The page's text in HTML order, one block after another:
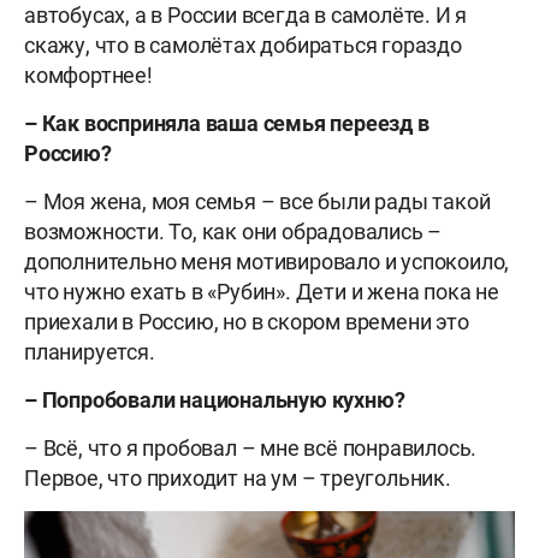
автобусах, а в России всегда в самолёте. И я
скажу, что в самолётах добираться гораздо
комфортнее!
– Как восприняла ваша семья переезд в
Россию?
– Моя жена, моя семья – все были рады такой
возможности. То, как они обрадовались –
дополнительно меня мотивировало и успокоило,
что нужно ехать в «Рубин». Дети и жена пока не
приехали в Россию, но в скором времени это
планируется.
– Попробовали национальную кухню?
– Всё, что я пробовал – мне всё понравилось.
Первое, что приходит на ум – треугольник.